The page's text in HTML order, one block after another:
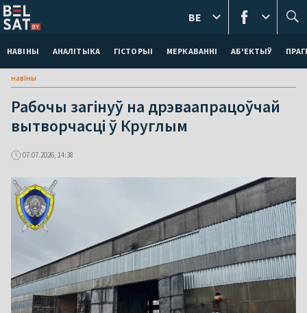
НАВІНЫ АНАЛІТЫКА ГІСТОРЫІ МЕРКАВАННI АБ'ЕКТЫЎ
BE
навіны
Рабочы загінуў на дрэваапрацоўчай
вытворчасці ў Круглым
07.07.2026, 14:38